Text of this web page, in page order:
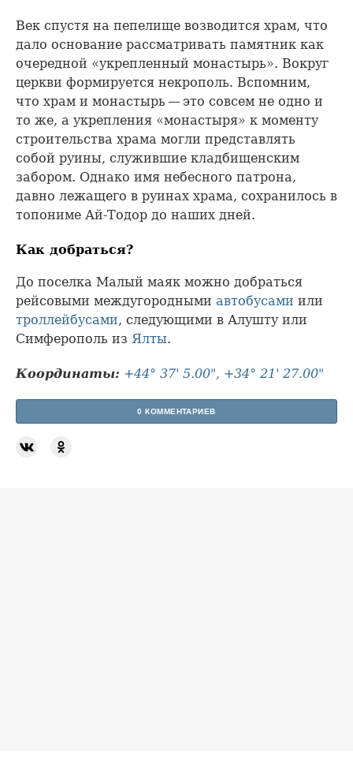
Век спустя на пепелище возводится храм, что
дало основание рассматривать памятник как
очередной «укрепленный монастырь». Вокруг
церкви формируется некрополь. Вспомним,
что храм и монастырь — это совсем не одно и
то же, а укрепления «монастыря» к моменту
строительства храма могли представлять
собой руины, служившие кладбищенским
забором. Однако имя небесного патрона,
давно лежащего в руинах храма, сохранилось в
топониме Ай-Тодор до наших дней.
Как добраться?
До поселка Малый маяк можно добраться
рейсовыми междугородными автобусами или
троллейбусами, следующими в Алушту или
Симферополь из Ялты.
Координаты: +44° 37' 5.00", +34° 21' 27.00"
0 КОММЕНТАРИЕВ